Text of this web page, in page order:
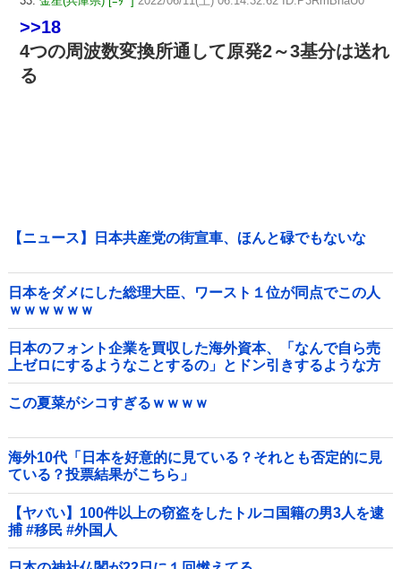
>>18
4つの周波数変換所通して原発2～3基分は送れ
る
【ニュース】日本共産党の街宣車、ほんと碌でもないな
日本をダメにした総理大臣、ワースト１位が同点でこの人
ｗｗｗｗｗｗ
日本のフォント企業を買収した海外資本、「なんで自ら売
上ゼロにするようなことするの」とドン引きするような方
針転換を……他
この夏菜がシコすぎるｗｗｗｗ
海外10代「日本を好意的に見ている？それとも否定的に見
ている？投票結果がこちら」
【ヤバい】100件以上の窃盗をしたトルコ国籍の男3人を逮
捕 #移民 #外国人